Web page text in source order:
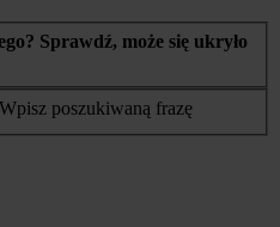
Sprawdź, może się ukryło
Wpisz poszukiwaną frazę